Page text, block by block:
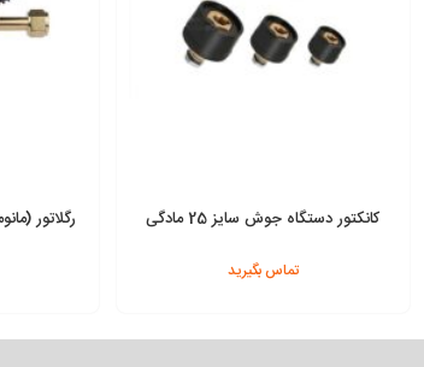
کانکتور دستگاه جوش سایز 25 مادگی
تماس بگیرید
افزودن به سبد
رگلاتور